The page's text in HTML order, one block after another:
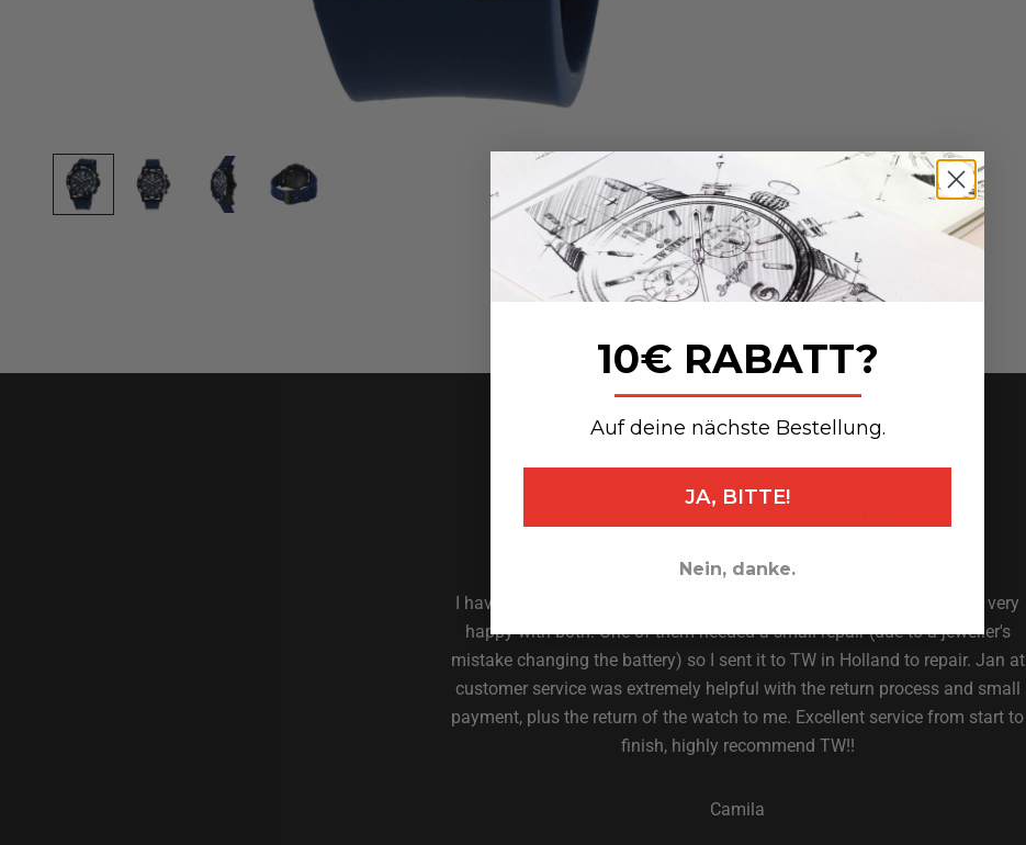
Was unsere Kunden sagen
I have purchased 2 watches from TW STEEL over the years and I am very
happy with both. One of them needed a small repair (due to a jeweller's
mistake changing the battery) so I sent it to TW in Holland to repair. Jan at
customer service was extremely helpful with the return process and small
payment, plus the return of the watch to me. Excellent service from start to
finish, highly recommend TW!!
Camila
10€ RABATT?
_______________
Auf deine nächste Bestellung.
JA, BITTE!
Nein, danke.